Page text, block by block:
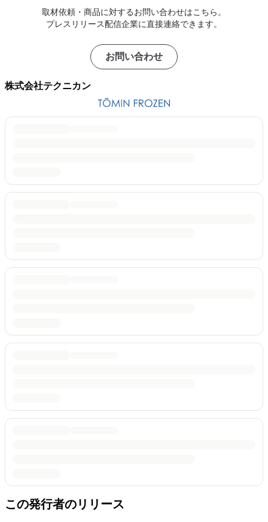
取材依頼・商品に対するお問い合わせはこちら。
プレスリリース配信企業に直接連絡できます。
お問い合わせ
株式会社テクニカン
この発行者のリリース